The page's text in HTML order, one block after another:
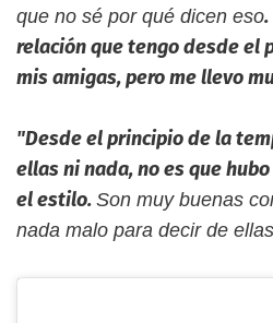
que no sé por qué dicen eso
relación que tengo desde el
mis amigas, pero me llevo
"Desde el principio de la
ellas ni nada, no es que
el estilo. Son muy buenas
nada malo para decir de